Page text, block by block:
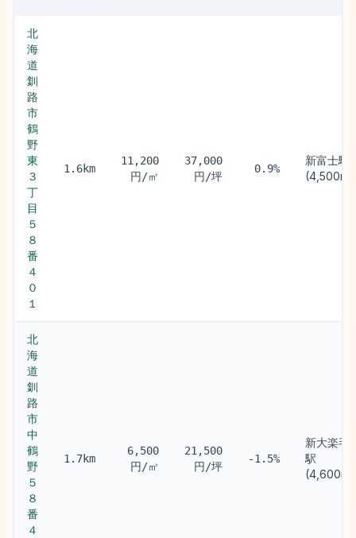
北
海
道
釧
路
市
鶴
野
東
３
丁
目
５
８
番
４
０
１
1.6km
11,200
円/㎡
37,000
円/坪
0.9%
新富士駅
(4,500m)
北
海
道
釧
路
市
中
鶴
野
５
８
番
４
1.7km
6,500
円/㎡
21,500
円/坪
-1.5%
新大楽毛
駅
(4,600m)